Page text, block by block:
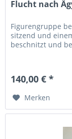
Flucht nach
Figurengruppe
sitzend und
beschnitzt und
140,00 € *
Merken